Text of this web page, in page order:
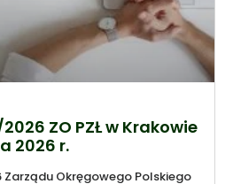
ZO PZŁ w Krakowie
2026 r.
Zarządu Okręgowego Polskiego